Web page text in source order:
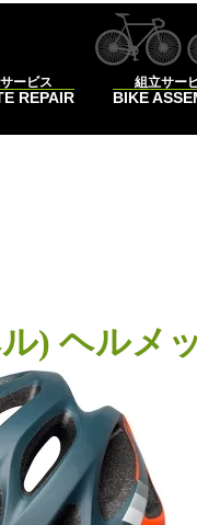
ービス
REPAIR
組立サー
BIKE
) ヘルメ